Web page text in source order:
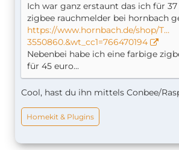
Ich war ganz erstaunt das ich für
zigbee rauchmelder bei hornbach
https://www.hornbach.de/shop/T…
3550860.&wt_cc1=766470194
Nebenbei habe ich eine farbige
für 45 euro...
Cool, hast du ihn mittels Conbee/
Homekit & Plugins